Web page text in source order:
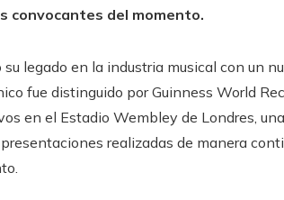
convocantes del momento.
legado en la industria musical con un
fue distinguido por Guinness World
en el Estadio Wembley de Londres,
realizadas de manera